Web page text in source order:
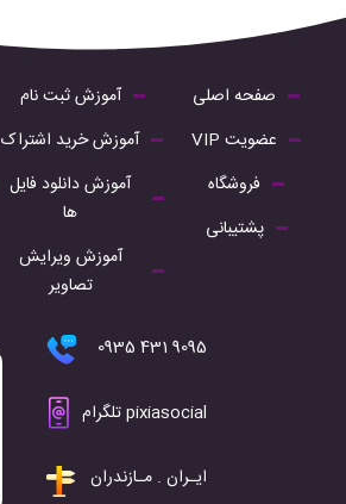
صفحه اصلی
عضویت VIP
فروشگاه
پشتیبانی
آموزش ثبت نام
آموزش خرید اشتراک
آموزش دانلود فایل
ها
آموزش ویرایش
تصاویر
9095 431 0935
pixiasocial تلگرام
ایـران . مـازندران